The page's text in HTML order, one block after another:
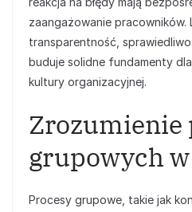
zaangażowanie pracowników.
transparentność,
buduje solidne fundamenty
kultury organizacyjnej.
Zrozumienie
grupowych
Procesy grupowe, takie jak